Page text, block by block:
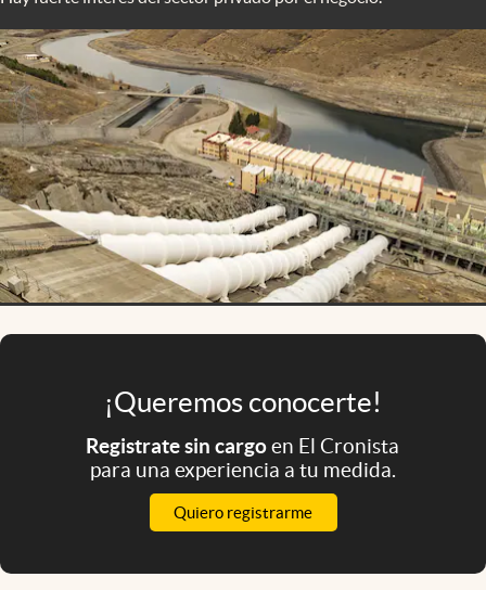
Clase
Clima
Mundial 2026
Eventos Corporativos
El Cronista Studio
Mediakit
abre en nueva pestaña
¡Queremos conocerte!
Registrate sin cargoen El Cronista
para una experiencia a tu medida.
Quiero registrarme